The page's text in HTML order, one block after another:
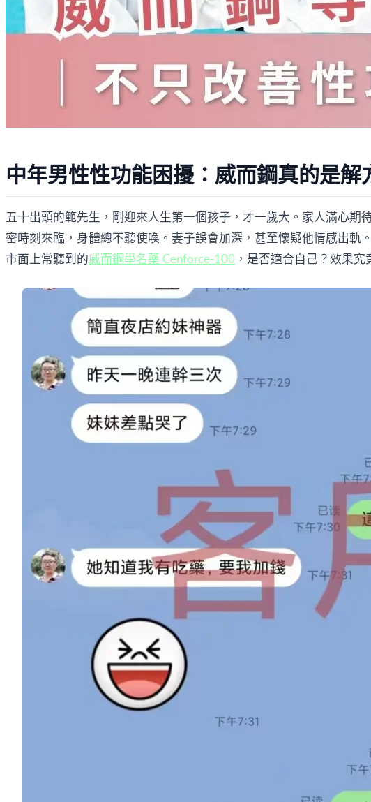
中年男性性功能困擾：威而鋼真的是解
五十出頭的範先生，剛迎來人生第一個孩子，才一歲大。家人滿心
密時刻來臨，身體總不聽使喚。妻子誤會加深，甚至懷疑他情感出
市面上常聽到的威而鋼學名藥 Cenforce-100 ，是否適合自己？效果究